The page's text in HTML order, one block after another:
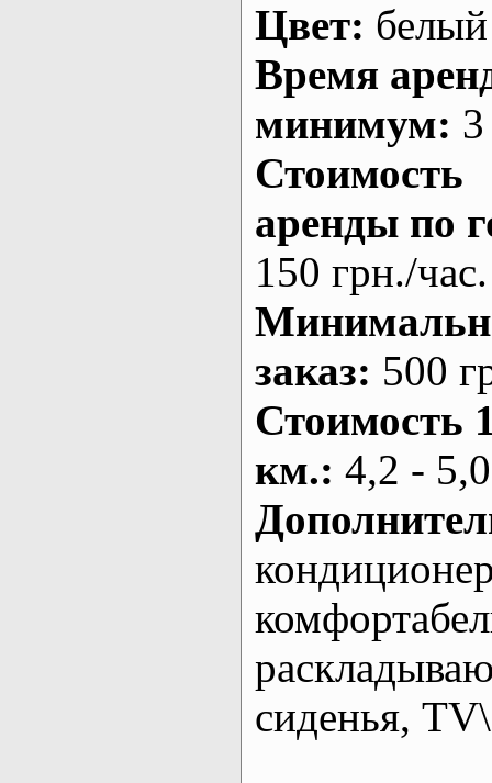
Цвет: белый
Время
минимум:
Стоимость
аренды по
150 грн./час.
заказ: 500
Стоимость
км.: 4,2 -
сиденья,